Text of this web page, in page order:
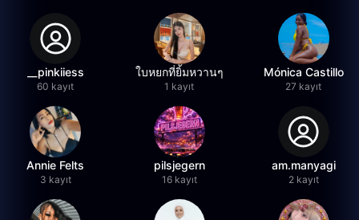
__pinkiiess
60 kayıt
ใบหยกที่ยิ้มหวานๆ
1 kayıt
Mónica Castillo
27 kayıt
Annie Felts
3 kayıt
pilsjegern
16 kayıt
am.manyagi
2 kayıt